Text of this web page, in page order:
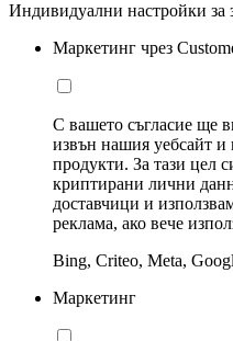
Индивидуални настройки за
Маркетинг чрез
С вашето съгласие ще
извън нашия уебсайт
продукти. За тази цел
криптирани лични
доставчици и
реклама, ако вече
Bing, Criteo, Meta,
Маркетинг